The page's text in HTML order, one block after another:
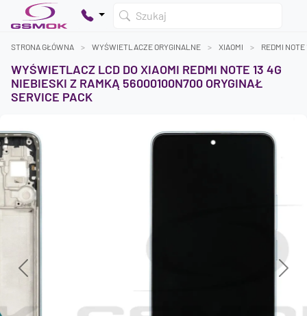
Szukaj
STRONA GŁÓWNA WYŚWIETLACZE ORYGINALNE XIAOMI REDMI NOTE
WYŚWIETLACZ LCD DO XIAOMI REDMI NOTE 13 4G
NIEBIESKI Z RAMKĄ 56000100N700 ORYGINAŁ
SERVICE PACK
Previous Next